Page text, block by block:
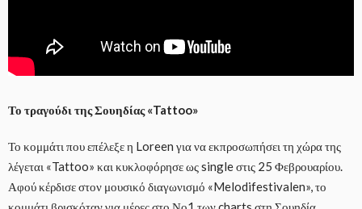
Το τραγούδι της Σουηδίας «Tattoo»
Το κομμάτι που επέλεξε η Loreen για να εκπροσωπήσει τη χώρα της
λέγεται «Tattoo» και κυκλοφόρησε ως single στις 25 Φεβρουαρίου.
Αφού κέρδισε στον μουσικό διαγωνισμό «Melodifestivalen», το